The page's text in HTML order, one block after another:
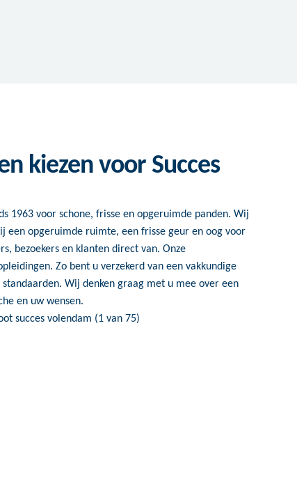
kiezen voor Succes
1963 voor schone, frisse en opgeruimde panden. Wij
een opgeruimde ruimte, een frisse geur en oog voor
bezoekers en klanten direct van. Onze
Zo bent u verzekerd van een vakkundige
Wij denken graag met u mee over een
en uw wensen.